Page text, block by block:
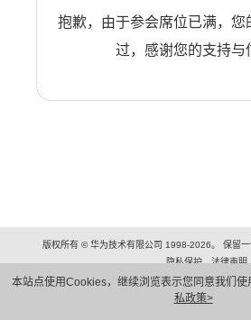
本站点使用Cookies，继续浏览表示您同意我们使
私政策>
抱歉，由于参会席位已满，您
过，感谢您的支持与
版权所有 © 华为技术有限公司 1998-2026。 保留
隐私保护
法律声明